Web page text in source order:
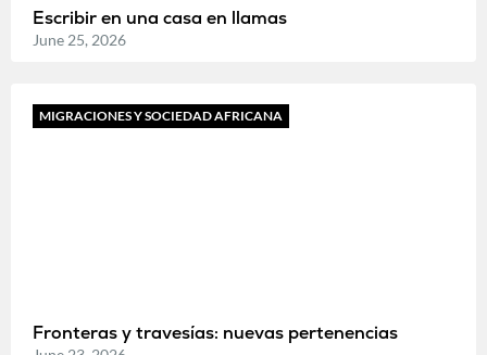
Escribir en una casa en llamas
June 25, 2026
MIGRACIONES Y SOCIEDAD AFRICANA
Fronteras y travesías: nuevas pertenencias